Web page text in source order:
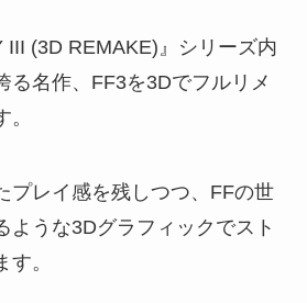
III (3D REMAKE)』シリーズ内
る名作、FF3を3Dでフルリメ
プレイ感を残しつつ、FFの世
ような3Dグラフィックでスト
。